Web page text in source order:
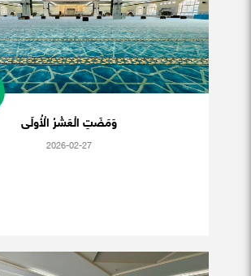
وَمَضَتِ الْعَشْرُ الْأُولَى
2026-02-27